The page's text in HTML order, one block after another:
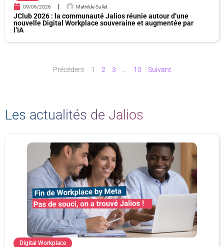
09/06/2026 Mathilde Sullet
JClub 2026 : la communauté Jalios réunie autour d’une
nouvelle Digital Workplace souveraine et augmentée par
l’IA
Précédent 1 2 3 10 Suivant
Les actualités de Jalios
Digital Workplace
a
g
e
a
g
e
a
g
e
a
g
e
e
e